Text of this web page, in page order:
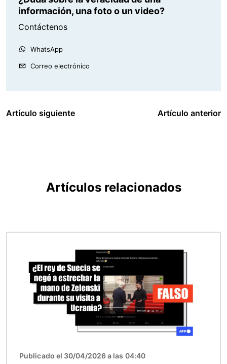
información, una foto o un video?
Contáctenos
WhatsApp
Correo electrónico
Artículo siguiente Artículo anterior
Artículos relacionados
Publicado el 30/04/2026 a las 04:40